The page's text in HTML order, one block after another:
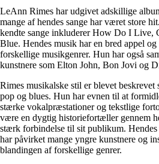
LeAnn Rimes har udgivet adskillige
mange af hendes sange har været store
kendte sange inkluderer How Do I Live,
Blue. Hendes musik har en bred appel
forskellige musikgenrer. Hun har også
kunstnere som Elton John, Bon Jovi og
Rimes musikalske stil er blevet
pop og blues. Hun har evnen til at
stærke vokalpræstationer og tekstlige
være en dygtig historiefortæller gennem
stærk forbindelse til sit publikum.
har påvirket mange yngre kunstnere og
blandingen af forskellige genrer.